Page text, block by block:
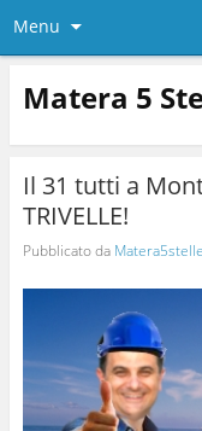
Menu
Matera 5
Il 31 tutti a
TRIVELLE!
Pubblicato da Matera5stelle